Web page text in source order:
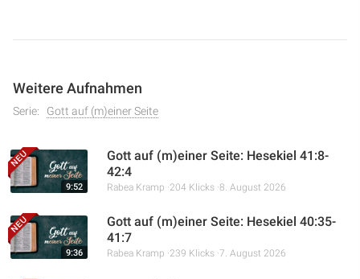
Weitere Aufnahmen
Serie: Gott auf (m)einer Seite
9:52
Gott auf (m)einer Seite: Hesekiel 41:8-
42:4
Rabea Kramp 204 Klicks 8. August 2026
9:36
Gott auf (m)einer Seite: Hesekiel 40:35-
41:7
Rabea Kramp 239 Klicks 7. August 2026